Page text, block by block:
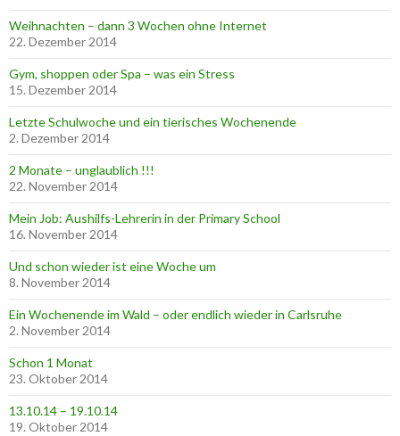
Weihnachten – dann 3 Wochen ohne Internet
22. Dezember 2014
Gym, shoppen oder Spa – was ein Stress
15. Dezember 2014
Letzte Schulwoche und ein tierisches Wochenende
2. Dezember 2014
2 Monate – unglaublich !!!
22. November 2014
Mein Job: Aushilfs-Lehrerin in der Primary School
16. November 2014
Und schon wieder ist eine Woche um
8. November 2014
Ein Wochenende im Wald – oder endlich wieder in Carlsruhe
2. November 2014
Schon 1 Monat
23. Oktober 2014
13.10.14 – 19.10.14
19. Oktober 2014